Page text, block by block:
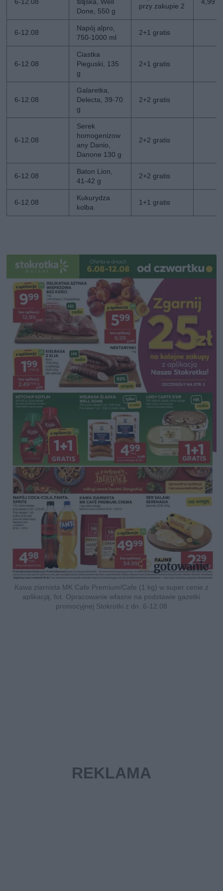
6-12.08
śląska, Well
Done, 550 g
przy zakupie 2
4,99
6-12.08
Napój alpro,
750-1000 ml
2+1 gratis
6-12.08
Ciastka
Pieguski, 135
g
2+1 gratis
6-12.08
Galaretka,
Delecta, 39-70
g
2+2 gratis
6-12.08
Serek
homogenizow
any Danio,
Danone 130 g
2+2 gratis
6-12.08
Baton Lion,
41-42 g
2+2 gratis
6-12.08
Kukurydza
kolba
1+1 gratis
Kawa ziarnista MK Cafe Premium/Cafe (1 kg) w super cenie z
aplikacją, fot. Opracowanie własne na podstawie gazetki
promocyjnej Stokrotki z dn. 6-12.08